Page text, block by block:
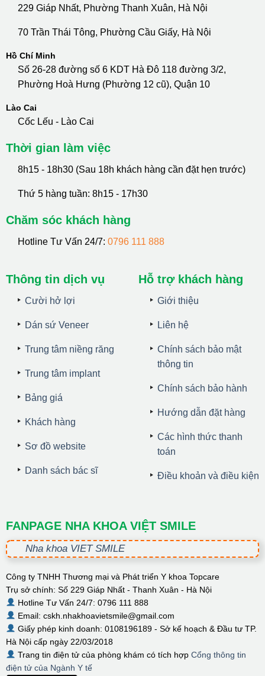
229 Giáp Nhất, Phường Thanh Xuân, Hà Nội
70 Trần Thái Tông, Phường Cầu Giấy, Hà Nội
Hồ Chí Minh
Số 26-28 đường số 6 KDT Hà Đô 118 đường 3/2,
Phường Hoà Hưng (Phường 12 cũ), Quận 10
Lào Cai
Cốc Lếu - Lào Cai
Thời gian làm việc
8h15 - 18h30 (Sau 18h khách hàng cần đặt hẹn trước)
Thứ 5 hàng tuần: 8h15 - 17h30
Chăm sóc khách hàng
Hotline Tư Vấn 24/7: 0796 111 888
Thông tin dịch vụ
Cười hở lợi
Dán sứ Veneer
Trung tâm niềng răng
Trung tâm implant
Bảng giá
Khách hàng
Sơ đồ website
Danh sách bác sĩ
Hỗ trợ khách hàng
Giới thiệu
Liên hệ
Chính sách bảo mật
thông tin
Chính sách bảo hành
Hướng dẫn đặt hàng
Các hình thức thanh
toán
Điều khoản và điều kiện
FANPAGE NHA KHOA VIỆT SMILE
Nha khoa VIET SMILE
Công ty TNHH Thương mại và Phát triển Y khoa Topcare
Trụ sở chính: Số 229 Giáp Nhất - Thanh Xuân - Hà Nội
Hotline Tư Vấn 24/7: 0796 111 888
Email: cskh.nhakhoavietsmile@gmail.com
Giấy phép kinh doanh: 0108196189 - Sở kế hoạch & Đầu tư TP.
Hà Nội cấp ngày 22/03/2018
Trang tin điện tử của phòng khám có tích hợp Cổng thông tin
điện tử của Ngành Y tế